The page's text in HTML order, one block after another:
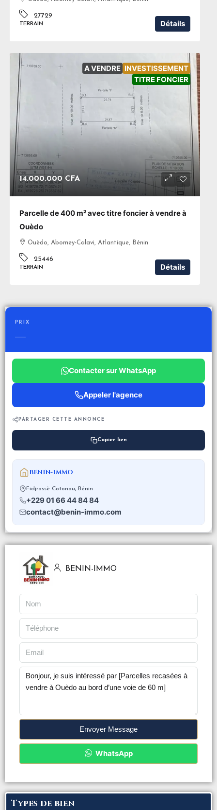
27729
TERRAIN Détails
A VENDRE INVESTISSEMENT
TITRE FONCIER
14.000.000 CFA
Parcelle de 400 m² avec titre foncier à vendre à
Ouèdo
Ouèdo, Abomey-Calavi, Atlantique, Bénin
25446
TERRAIN Détails
PRIX
—
Contacter sur WhatsApp
Appeler l'agence
PARTAGER CETTE ANNONCE
Copier lien
BENIN-IMMO
Fidjrossè Cotonou, Bénin
+229 01 66 44 84 84
contact@benin-immo.com
BENIN-IMMO
Envoyer Message
WhatsApp
Types de bien